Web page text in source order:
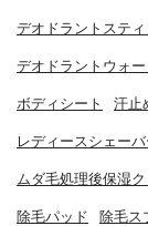
デオドラントスティ
デオドラントウォー
ボディシート 汗止
レディースシェーバ
ムダ毛処理後保湿
除毛パッド 除毛ス